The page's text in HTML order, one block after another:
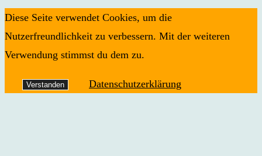
Website
Diese Seite verwendet Cookies, um die
Nutzerfreundlichkeit zu verbessern. Mit der weiteren
Verwendung stimmst du dem zu.
Verstanden Datenschutzerklärung